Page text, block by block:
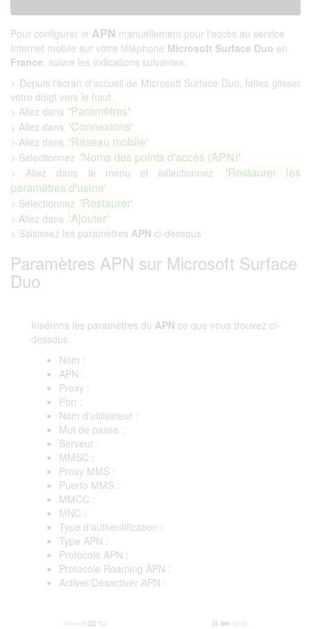
Pour configurer le APN manuellement pour l'accès au service
Internet mobile sur votre téléphone Microsoft Surface Duo en
France, suivre les indications suivantes:
> Depuis l'écran d'accueil de Microsoft Surface Duo, faites glisser
votre doigt vers le haut.
> Allez dans 'Paramètres'
> Allez dans 'Connexions'
> Allez dans 'Réseau mobile'
> Sélectionnez 'Noms des points d'accès (APN)'
> Allez dans le menu et sélectionnez
'Restaurer les
paramètres d'usine'
> Sélectionnez 'Restaurer'
> Allez dans 'Ajouter'
> Saisissez les paramètres APN ci-dessous
Paramètres APN sur Microsoft Surface
Duo
Insérons les paramètres du APN ce que vous trouvez ci-
dessous.
Nom :
APN :
Proxy :
Port :
Nom d'utilisateur :
Mot de passe :
Serveur :
MMSC :
Proxy MMS :
Puerto MMS :
MMCC :
MNC :
Type d'authentification :
Type APN :
Protocole APN :
Protocole Roaming APN :
Activer/Désactiver APN :